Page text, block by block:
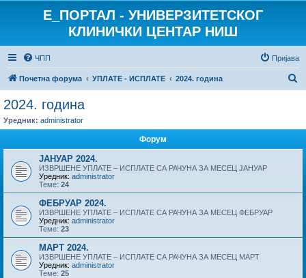
E_ПОРТАЛ - УНИВЕРЗИТЕТСКОГ
КЛИНИЧКИ ЦЕНТАР НИШ
ЧПП Пријава
Почетна форума УПЛАТЕ - ИСПЛАТЕ 2024. година
а
2024. година
Уредник: administrator
Форум
ЈАНУАР 2024.
ИЗВРШЕНЕ УПЛАТЕ – ИСПЛАТЕ СА РАЧУНА ЗА МЕСЕЦ ЈАНУАР
Уредник: administrator
Теме: 24
ФЕБРУАР 2024.
ИЗВРШЕНЕ УПЛАТЕ – ИСПЛАТЕ СА РАЧУНА ЗА МЕСЕЦ ФЕБРУАР
Уредник: administrator
Теме: 23
МАРТ 2024.
ИЗВРШЕНЕ УПЛАТЕ – ИСПЛАТЕ СА РАЧУНА ЗА МЕСЕЦ МАРТ
Уредник: administrator
Теме: 25